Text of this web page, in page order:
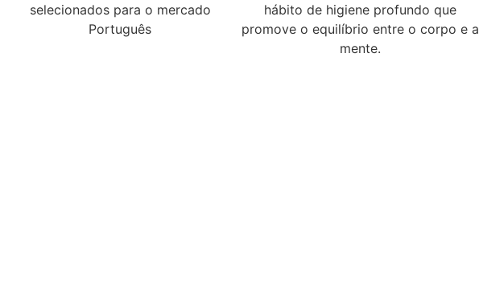
selecionados para o mercado
Português
hábito de higiene profundo que
promove o equilíbrio entre o corpo e a
mente.